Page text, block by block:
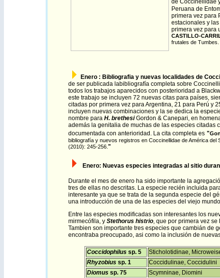
de Coccinellidae
Peruana de
primera vez para
estacionales y
primera vez para
CASTILLO-
frutales de
Enero : Bibliografia y nuevas localidades de
de ser publicada labibliografía completa sobre
todos los trabajos aparecidos con posterioridad a
este trabajo se incluyen 72 nuevas citas para países,
citadas por primera vez para Argentina, 21 para Perú y
incluyen nuevas combinaciones y la se dedica la
nombre para H. brethesiGordon & Canepari, en
además la genitalia de muchas de las especies citadas
documentada con anterioridad. La cita completa es "
bibliografía y nuevos registros en Coccinellidae de América
(2010): 245-256. "
Enero: Nuevas especies integradas al sitio
Durante el mes de enero ha sido importante la
tres de ellas no descritas. La especie recién incluida
interesante ya que se trata de la segunda especie del
una introducción de una de las especies del viejo
Entre las especies modificadas son interesantes los
mirmecófila, y Stethorus histrio, que por primera vez
Tambien son importante tres especies que cambián de
encontraba preocupado, asi como la inclusión de
Coccidophilus sp. 5
Sticholotidinae,
Rhyzobiussp. 1
Coccidulinae, Coccidulini
Diomussp. 75
Scymninae, Diomini